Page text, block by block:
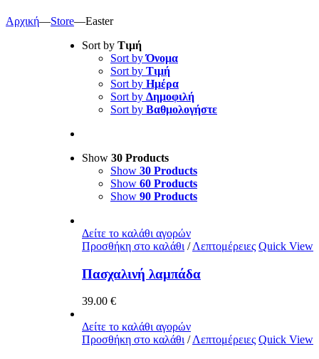
Αρχική—Store—Easter
Sort by Τιμή
Sort byΌνομα
Sort by Τιμή
Sort by Ημέρα
Sort by Δημοφιλή
Sort by Βαθμολογήστε
Show 30 Products
Show 30 Products
Show 60 Products
Show 90 Products
Δείτε το καλάθι αγορών
Προσθήκη στο καλάθι / Λεπτομέρειες Quick View
Πασχαλινή λαμπάδα
39.00 €
Δείτε το καλάθι αγορών
Προσθήκη στο καλάθι / Λεπτομέρειες Quick View